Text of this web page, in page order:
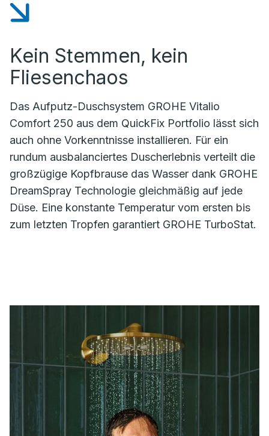
Kein Stemmen, kein
Fliesenchaos
Das Aufputz-Duschsystem GROHE Vitalio
Comfort 250 aus dem QuickFix Portfolio lässt sich
auch ohne Vorkenntnisse installieren. Für ein
rundum ausbalanciertes Duscherlebnis verteilt die
großzügige Kopfbrause das Wasser dank GROHE
DreamSpray Technologie gleichmäßig auf jede
Düse. Eine konstante Temperatur vom ersten bis
zum letzten Tropfen garantiert GROHE TurboStat.